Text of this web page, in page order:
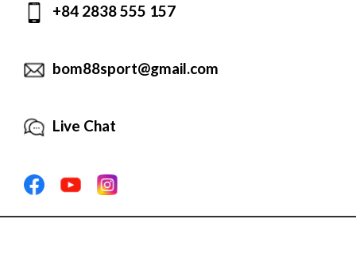
+84 2838 555 157
bom88sport@gmail.com
Live Chat